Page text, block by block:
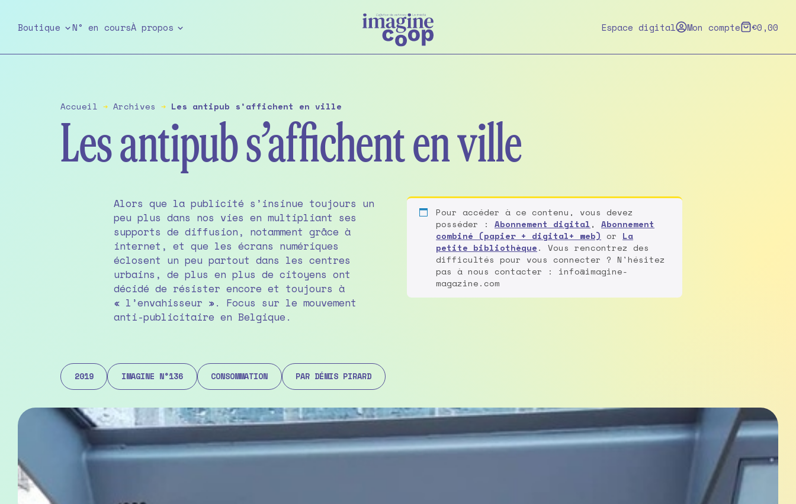
Boutique N° en coursÀ propos Espace digital Mon compte €0,00
Accueil ➔ Archives ➔ Les antipub s’affichent en ville
Les antipub s’affichent en ville
Alors que la publicité s’insinue toujours un
peu plus dans nos vies en multipliant ses
supports de diffusion, notamment grâce à
internet, et que les écrans numériques
éclosent un peu partout dans les centres
urbains, de plus en plus de citoyens ont
décidé de résister encore et toujours à
« l’envahisseur ». Focus sur le mouvement
anti-publicitaire en Belgique.
Pour accéder à ce contenu, vous devez
posséder :Abonnement digital ,Abonnement
combiné (papier + digital+ web) or La
petite bibliothèque. Vous rencontrez des
difficultés pour vous connecter ? N'hésitez
pas à nous contacter : info@imagine-
magazine.com
2019 IMAGINE N°136 CONSOMMATION PAR DÉMIS PIRARD